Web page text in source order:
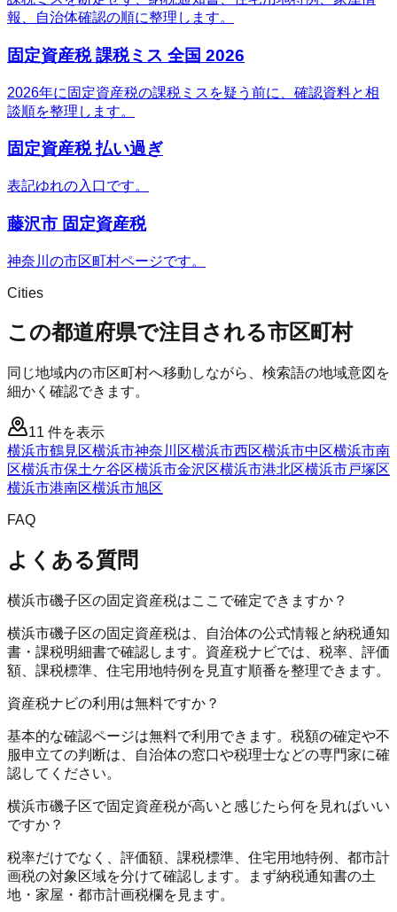
報、自治体確認の順に整理します。
固定資産税 課税ミス 全国 2026
2026年に固定資産税の課税ミスを疑う前に、確認資料と相
談順を整理します。
固定資産税 払い過ぎ
表記ゆれの入口です。
藤沢市 固定資産税
神奈川の市区町村ページです。
Cities
この都道府県で注目される市区町村
同じ地域内の市区町村へ移動しながら、検索語の地域意図を
細かく確認できます。
11 件を表示
横浜市鶴見区横浜市神奈川区横浜市西区横浜市中区横浜市南
区横浜市保土ケ谷区横浜市金沢区横浜市港北区横浜市戸塚区
横浜市港南区横浜市旭区
FAQ
よくある質問
横浜市磯子区の固定資産税はここで確定できますか？
横浜市磯子区の固定資産税は、自治体の公式情報と納税通知
書・課税明細書で確認します。資産税ナビでは、税率、評価
額、課税標準、住宅用地特例を見直す順番を整理できます。
資産税ナビの利用は無料ですか？
基本的な確認ページは無料で利用できます。税額の確定や不
服申立ての判断は、自治体の窓口や税理士などの専門家に確
認してください。
横浜市磯子区で固定資産税が高いと感じたら何を見ればいい
ですか？
税率だけでなく、評価額、課税標準、住宅用地特例、都市計
画税の対象区域を分けて確認します。まず納税通知書の土
地・家屋・都市計画税欄を見ます。